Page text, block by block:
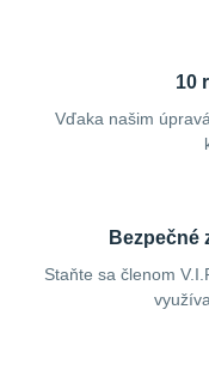
10
Vďaka našim
Bezpečné
Staňte sa členom